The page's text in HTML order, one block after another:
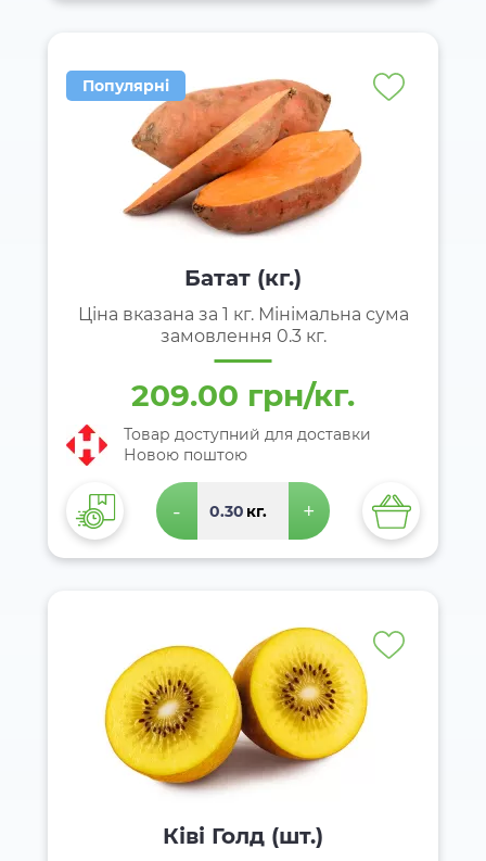
Популярні
Батат (кг.)
Ціна вказана за 1 кг. Мінімальна сума
замовлення 0.3 кг.
209.00 грн/кг.
Товар доступний для доставки
Новою поштою
- кг. +
Ківі Голд (шт.)